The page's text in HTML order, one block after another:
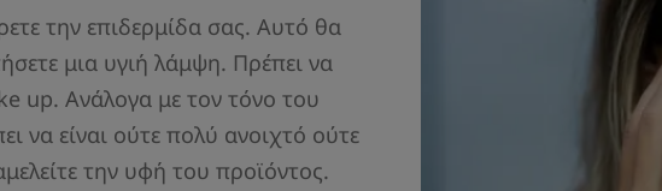
την επιδερμίδα σας. Αυτό θα
μια υγιή λάμψη. Πρέπει να
up. Ανάλογα με τον τόνο του
να είναι ούτε πολύ ανοιχτό ούτε
την υφή του προϊόντος.